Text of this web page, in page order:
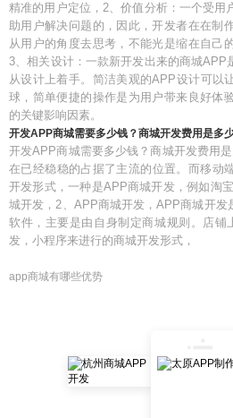
精准的用户定位，2、价值分析：一个受用
助用户解决问题的，因此，开发者在在制
从用户的角度去思考，不能光是缩在自己
3、相关设计：一款新开发出来的商城APP
从设计上着手。简洁美观的APP设计可以
球，简单便捷的操作是为用户带来良好体
的关键影响因素。
开发APP商城需要多少钱？商城开发费用是多
开发APP商城需要多少钱？商城开发费用
在已经稳稳的占据了主流的位置。而移动
开发形式，一种是APP商城开发，例如淘
城开发，2、APP商城开发，APP商城开发
软件，主要是由自身制定商城规则。店铺
发，小程序来进行的商城开发形式，
app商城有哪些优势